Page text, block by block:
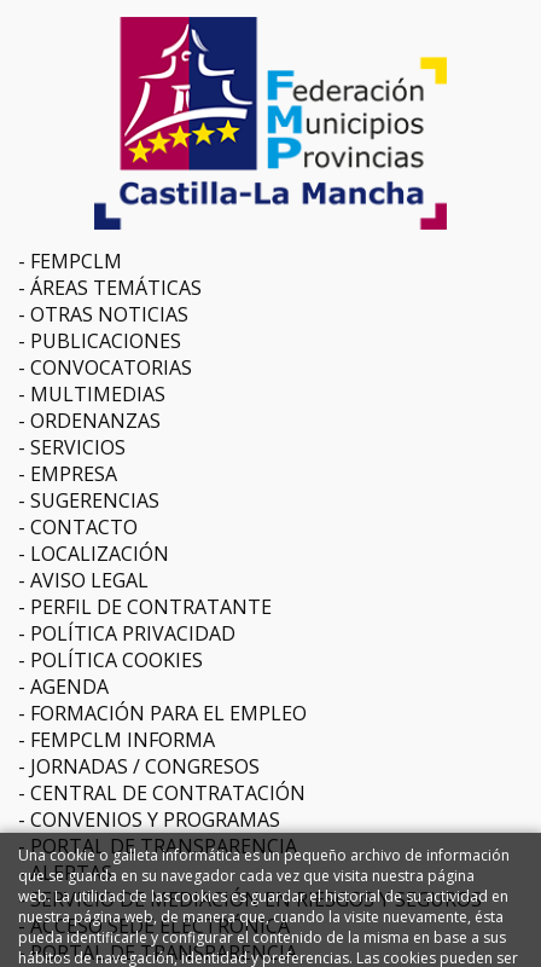
FEMPCLM
ÁREAS TEMÁTICAS
OTRAS NOTICIAS
PUBLICACIONES
CONVOCATORIAS
MULTIMEDIAS
ORDENANZAS
SERVICIOS
EMPRESA
SUGERENCIAS
CONTACTO
LOCALIZACIÓN
AVISO LEGAL
PERFIL DE CONTRATANTE
POLÍTICA PRIVACIDAD
POLÍTICA COOKIES
AGENDA
FORMACIÓN PARA EL EMPLEO
FEMPCLM INFORMA
JORNADAS / CONGRESOS
CENTRAL DE CONTRATACIÓN
CONVENIOS Y PROGRAMAS
PORTAL DE TRANSPARENCIA
ALERTAS
SERVICIO DE MEDIACIÓN EN RIESGOS Y SEGUROS
ACCESO SEDE ELECTRÓNICA
PORTAL DE TRANSPARENCIA
Una cookie o galleta informática es un pequeño archivo de información
que se guarda en su navegador cada vez que visita nuestra página
web. La utilidad de las cookies es guardar el historial de su actividad en
nuestra página web, de manera que, cuando la visite nuevamente, ésta
pueda identificarle y configurar el contenido de la misma en base a sus
hábitos de navegación, identidad y preferencias. Las cookies pueden ser